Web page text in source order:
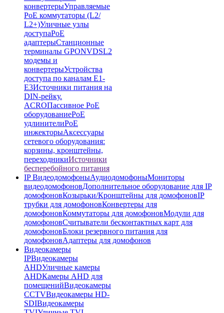
конвертерыУправляемые
PoE коммутаторы (L2/
L2+)Уличные узлы
доступаPoE
адаптерыСтанционные
терминалы GPONVDSL2
модемы и
конвертерыУстройства
доступа по каналам E1-
E3Источники питания на
DIN-рейку.
ACROПассивное PoE
оборудованиеPoE
удлинителиPoE
инжекторыАксессуары
сетевого оборудования:
корзины, кронштейны,
переходникиИсточники
бесперебойного питания
IP ВидеодомофоныАудиодомофоныМониторы
видеодомофоновДополнительное оборудование для IP
домофоновКозырьки/Кронштейны для домофоновIP
трубки для домофоновКонвертеры для
домофоновКоммутаторы для домофоновМодули для
домофоновСчитыватели бесконтактных карт для
домофоновБлоки резервного питания для
домофоновАдаптеры для домофонов
Видеокамеры
IPВидеокамеры
AHDУличные камеры
AHDКамеры AHD для
помещенийВидеокамеры
CCTVВидеокамеры HD-
SDIВидеокамеры